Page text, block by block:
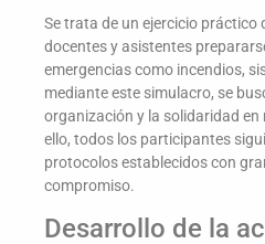
Se trata de un ejercicio práctico
docentes y asistentes
emergencias como incendios,
mediante este simulacro, se
organización y la solidaridad
ello, todos los participantes
protocolos establecidos con
compromiso.
Desarrollo de la